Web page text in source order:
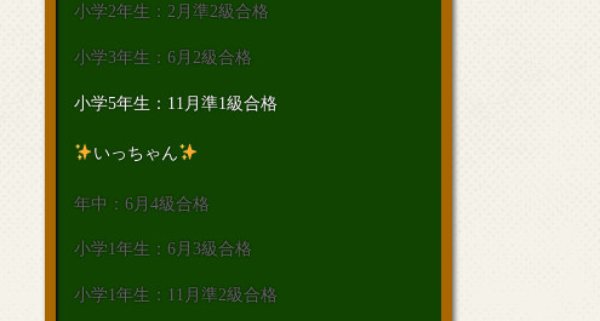
小学2年生：2月準2級合格
小学3年生：6月2級合格
小学5年生：11月準1級合格
いっちゃん
年中：6月4級合格
小学1年生：6月3級合格
小学1年生：11月準2級合格